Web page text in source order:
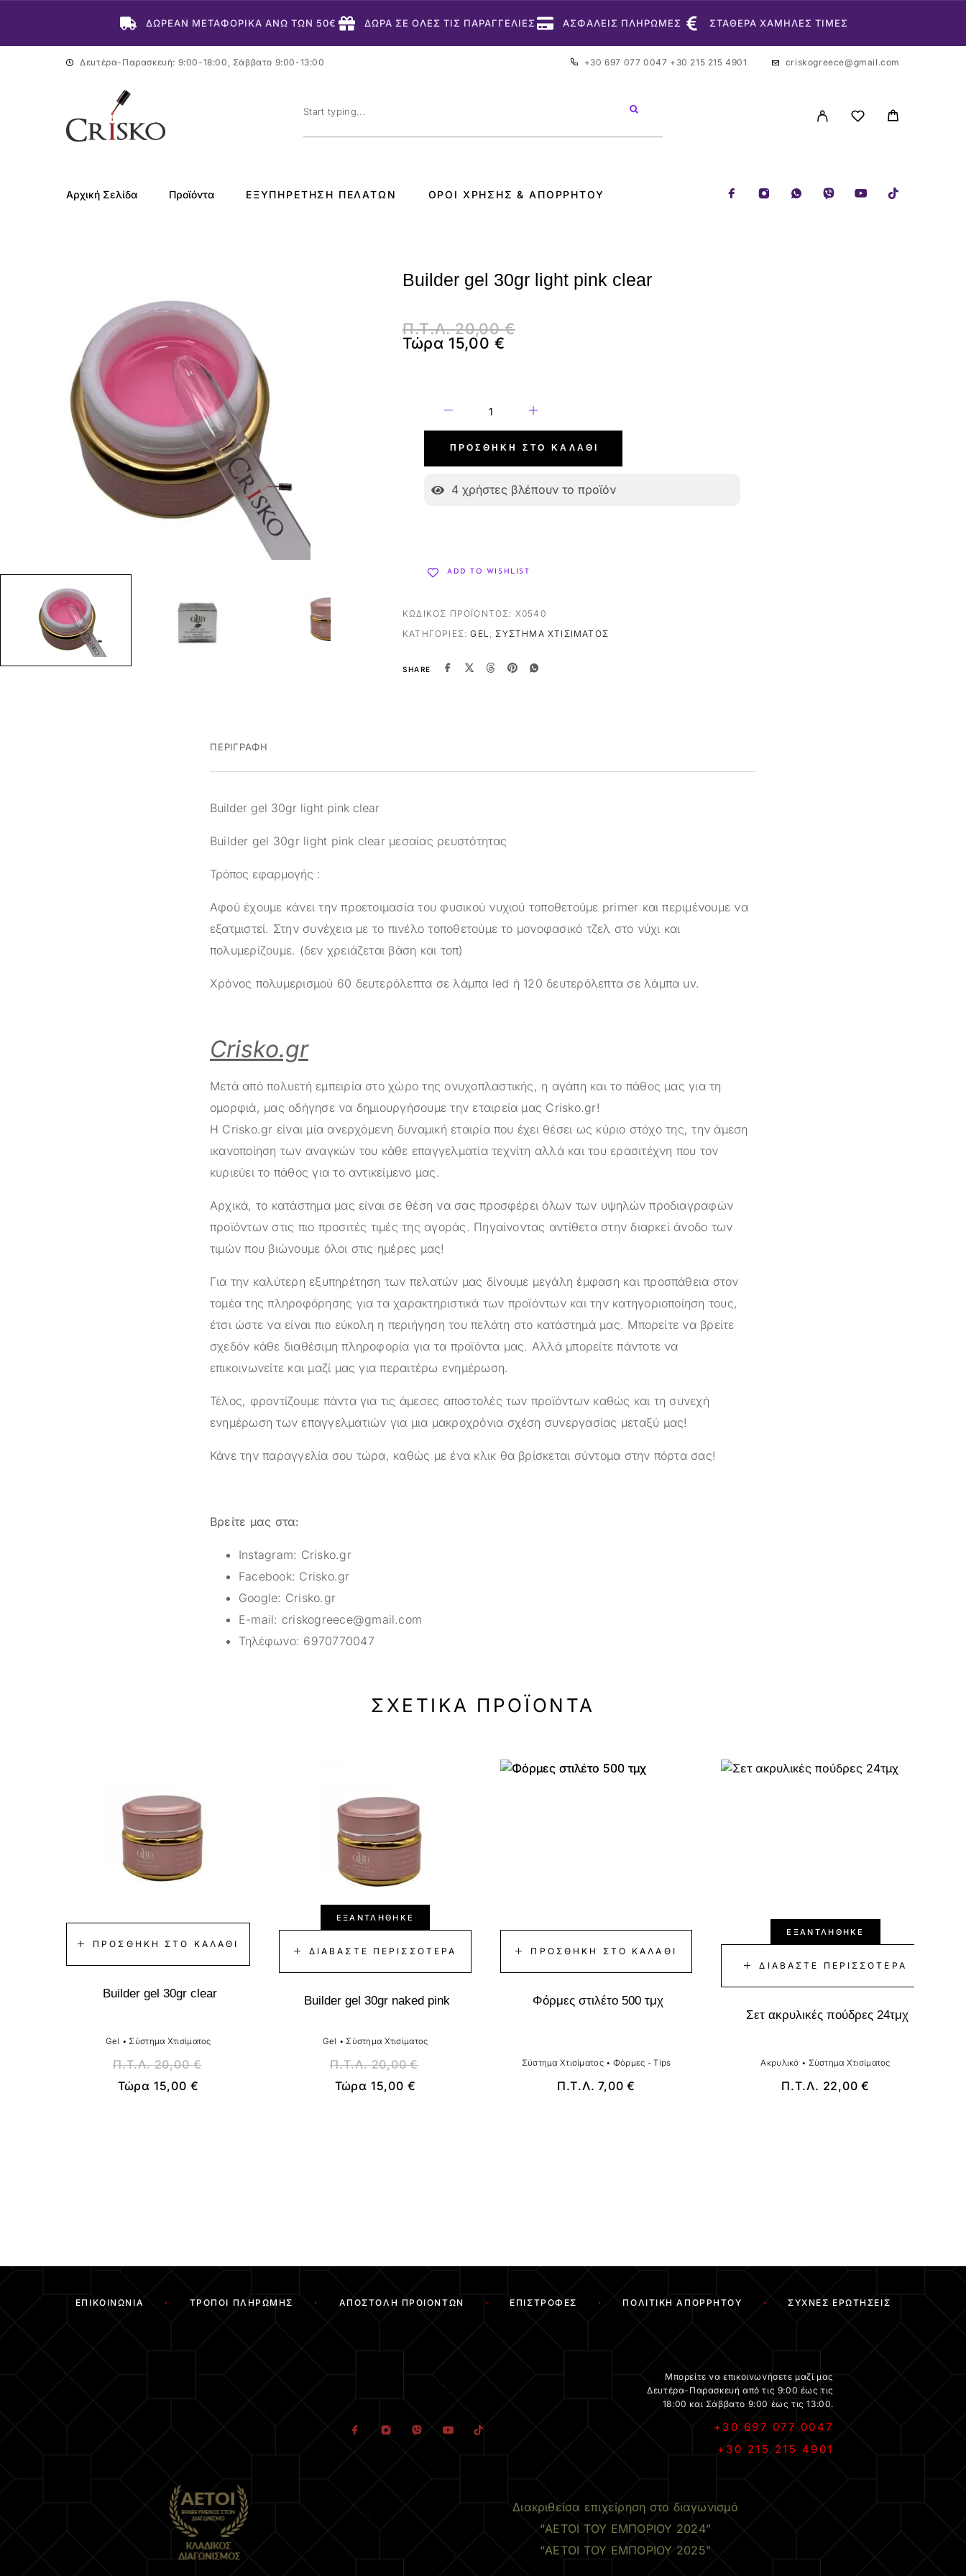
ΔΩΡΕΑΝ ΜΕΤΑΦΟΡΙΚΑ ΑΝΩ ΤΩΝ 50€ ΔΩΡΑ ΣΕ ΟΛΕΣ ΤΙΣ ΠΑΡΑΓΓΕΛΙΕΣ ΑΣΦΑΛΕΙΣ ΠΛΗΡΩΜΕΣ ΣΤΑΘΕΡΑ ΧΑΜΗΛΕΣ ΤΙΜΕΣ
Δευτέρα-Παρασκευή: 9:00-18:00, Σάββατο 9:00-13:00 +30 697 077 0047 +30 215 215 4901 criskogreece@gmail.com
Αρχική Σελίδα Προϊόντα ΕΞΥΠΗΡΈΤΗΣΗ ΠΕΛΑΤΏΝ ΌΡΟΙ ΧΡΉΣΗΣ & ΑΠΟΡΡΉΤΟΥ
Builder gel 30gr light pink clear
Π.Τ.Λ.20,00€
Τώρα 15,00 €
ΠΡΟΣΘΉΚΗ ΣΤΟ ΚΑΛΆΘΙ
4 χρήστες βλέπουν το προϊόν
ADD TO WISHLIST
ΚΩΔΙΚΌΣ ΠΡΟΪΌΝΤΟΣ: X0540
ΚΑΤΗΓΟΡΊΕΣ:GEL,ΣΎΣΤΗΜΑ ΧΤΙΣΊΜΑΤΟΣ
SHARE
ΠΕΡΙΓΡΑΦΉ
Builder gel 30gr light pink clear
Builder gel 30gr light pink clear μεσαίας ρευστότητας
Τρόπος εφαρμογής :
Αφού έχουμε κάνει την προετοιμασία του φυσικού νυχιού τοποθετούμε primer και περιμένουμε να
εξατμιστεί. Στην συνέχεια με το πινέλο τοποθετούμε το μονοφασικό τζελ στο νύχι και
πολυμερίζουμε. (δεν χρειάζεται βάση και τοπ)
Χρόνος πολυμερισμού 60 δευτερόλεπτα σε λάμπα led ή 120 δευτερόλεπτα σε λάμπα uv.
Crisko.gr
Μετά από πολυετή εμπειρία στο χώρο της ονυχοπλαστικής, η αγάπη και το πάθος μας για τη
ομορφιά, μας οδήγησε να δημιουργήσουμε την εταιρεία μας Crisko.gr!
Η Crisko.gr είναι μία ανερχόμενη δυναμική εταιρία που έχει θέσει ως κύριο στόχο της, την άμεση
ικανοποίηση των αναγκών του κάθε επαγγελματία τεχνίτη αλλά και του ερασιτέχνη που τον
κυριεύει το πάθος για το αντικείμενο μας.
Αρχικά, το κατάστημα μας είναι σε θέση να σας προσφέρει όλων των υψηλών προδιαγραφών
προϊόντων στις πιο προσιτές τιμές της αγοράς. Πηγαίνοντας αντίθετα στην διαρκεί άνοδο των
τιμών που βιώνουμε όλοι στις ημέρες μας!
Για την καλύτερη εξυπηρέτηση των πελατών μας δίνουμε μεγάλη έμφαση και προσπάθεια στον
τομέα της πληροφόρησης για τα χαρακτηριστικά των προϊόντων και την κατηγοριοποίηση τους,
έτσι ώστε να είναι πιο εύκολη η περιήγηση του πελάτη στο κατάστημά μας. Μπορείτε να βρείτε
σχεδόν κάθε διαθέσιμη πληροφορία για τα προϊόντα μας. Αλλά μπορείτε πάντοτε να
επικοινωνείτε και μαζί μας για περαιτέρω ενημέρωση.
Τέλος, φροντίζουμε πάντα για τις άμεσες αποστολές των προϊόντων καθώς και τη συνεχή
ενημέρωση των επαγγελματιών για μια μακροχρόνια σχέση συνεργασίας μεταξύ μας!
Κάνε την παραγγελία σου τώρα, καθώς με ένα κλικ θα βρίσκεται σύντομα στην πόρτα σας!
Βρείτε μας στα:
Instagram: Crisko.gr
Facebook: Crisko.gr
Google: Crisko.gr
E-mail: criskogreece@gmail.com
Τηλέφωνο: 6970770047
ΣΧΕΤΙΚΆ ΠΡΟΪΌΝΤΑ
ΠΡΟΣΘΉΚΗ ΣΤΟ ΚΑΛΆΘΙ
Builder gel 30gr clear
Gel •Σύστημα Χτισίματος
Π.Τ.Λ.20,00€
Τώρα 15,00 €
ΕΞΑΝΤΛΉΘΗΚΕ
ΔΙΑΒΆΣΤΕ ΠΕΡΙΣΣΌΤΕΡΑ
Builder gel 30gr naked pink
Gel •Σύστημα Χτισίματος
Π.Τ.Λ.20,00€
Τώρα 15,00 €
ΠΡΟΣΘΉΚΗ ΣΤΟ ΚΑΛΆΘΙ
Φόρμες στιλέτο 500 τμχ
Σύστημα Χτισίματος• Φόρμες - Tips
Π.Τ.Λ.7,00€
ΕΞΑΝΤΛΉΘΗΚΕ
ΔΙΑΒΆΣΤΕ ΠΕΡΙΣΣΌΤΕΡΑ
Σετ ακρυλικές πούδρες 24τμχ
Ακρυλικό • Σύστημα Χτισίματος
Π.Τ.Λ. 22,00€
ΕΠΙΚΟΙΝΩΝΊΑ ΤΡΌΠΟΙ ΠΛΗΡΩΜΉΣ ΑΠΟΣΤΟΛΉ ΠΡΟΪΌΝΤΩΝ ΕΠΙΣΤΡΟΦΈΣ ΠΟΛΙΤΙΚΉ ΑΠΟΡΡΉΤΟΥ ΣΥΧΝΈΣ ΕΡΩΤΉΣΕΙΣ
Μπορείτε να επικοινωνήσετε μαζί μας
Δευτέρα-Παρασκευή από τις 9:00 έως τις
18:00 και Σάββατο 9:00 έως τις 13:00.
+30 697 077 0047
+30 215 215 4901
Διακριθείσα επιχείρηση στο διαγωνισμό
“ΑΕΤΟΙ ΤΟΥ ΕΜΠΟΡΙΟΥ 2024”
“ΑΕΤΟΙ ΤΟΥ ΕΜΠΟΡΙΟΥ 2025”